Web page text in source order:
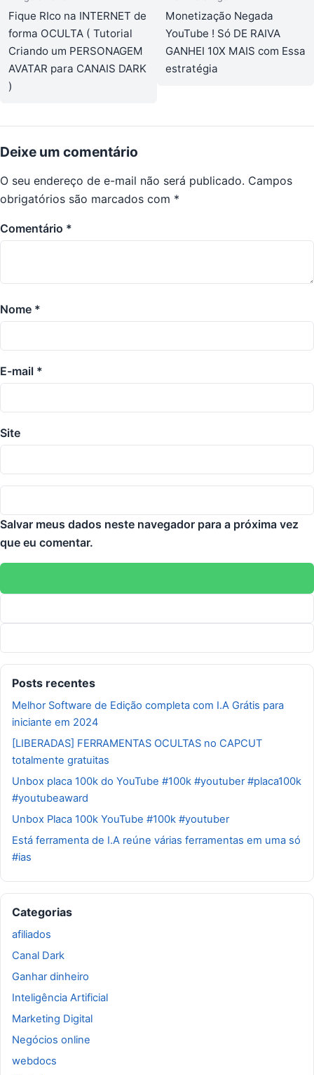
Fique RIco na INTERNET de
forma OCULTA ( Tutorial
Criando um PERSONAGEM
AVATAR para CANAIS DARK
)
Monetização Negada
YouTube ! Só DE RAIVA
GANHEI 10X MAIS com Essa
estratégia
Deixe um comentário
O seu endereço de e-mail não será publicado. Campos
obrigatórios são marcados com *
Comentário *
Nome *
E-mail *
Site
Salvar meus dados neste navegador para a próxima vez
que eu comentar.
Posts recentes
Melhor Software de Edição completa com I.A Grátis para
iniciante em 2024
[LIBERADAS] FERRAMENTAS OCULTAS no CAPCUT
totalmente gratuitas
Unbox placa 100k do YouTube #100k #youtuber #placa100k
#youtubeaward
Unbox Placa 100k YouTube #100k #youtuber
Está ferramenta de I.A reúne várias ferramentas em uma só
#ias
Categorias
afiliados
Canal Dark
Ganhar dinheiro
Inteligência Artificial
Marketing Digital
Negócios online
webdocs